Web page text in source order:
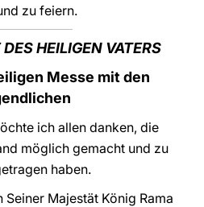
zu feiern.
HEILIGEN VATERS
Messe mit den
ich allen danken, die
möglich gemacht und zu
haben.
Majestät König Rama